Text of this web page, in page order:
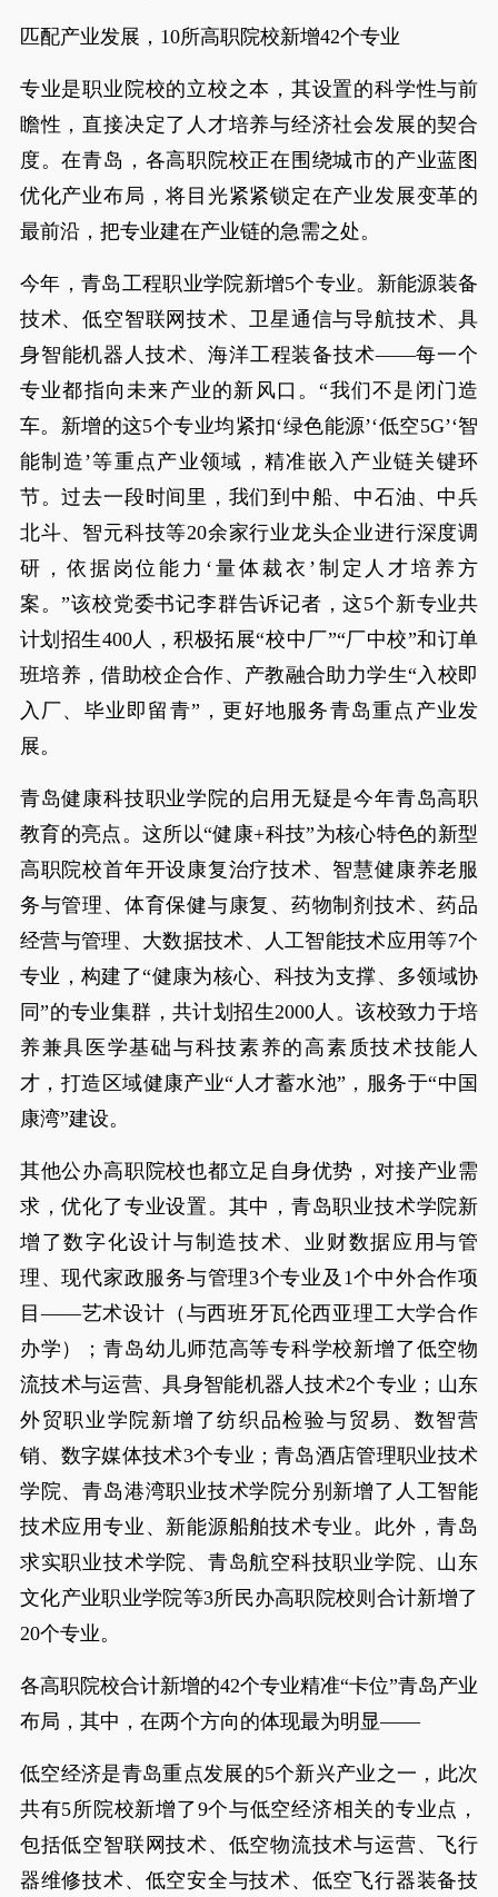
匹配产业发展，10所高职院校新增42个专业
专业是职业院校的立校之本，其设置的科学性与前
瞻性，直接决定了人才培养与经济社会发展的契合
度。在青岛，各高职院校正在围绕城市的产业蓝图
优化产业布局，将目光紧紧锁定在产业发展变革的
最前沿，把专业建在产业链的急需之处。
今年，青岛工程职业学院新增5个专业。新能源装备
技术、低空智联网技术、卫星通信与导航技术、具
身智能机器人技术、海洋工程装备技术——每一个
专业都指向未来产业的新风口。“我们不是闭门造
车。新增的这5个专业均紧扣‘绿色能源’‘低空5G’‘智
能制造’等重点产业领域，精准嵌入产业链关键环
节。过去一段时间里，我们到中船、中石油、中兵
北斗、智元科技等20余家行业龙头企业进行深度调
研，依据岗位能力‘量体裁衣’制定人才培养方
案。”该校党委书记李群告诉记者，这5个新专业共
计划招生400人，积极拓展“校中厂”“厂中校”和订单
班培养，借助校企合作、产教融合助力学生“入校即
入厂、毕业即留青”，更好地服务青岛重点产业发
展。
青岛健康科技职业学院的启用无疑是今年青岛高职
教育的亮点。这所以“健康+科技”为核心特色的新型
高职院校首年开设康复治疗技术、智慧健康养老服
务与管理、体育保健与康复、药物制剂技术、药品
经营与管理、大数据技术、人工智能技术应用等7个
专业，构建了“健康为核心、科技为支撑、多领域协
同”的专业集群，共计划招生2000人。该校致力于培
养兼具医学基础与科技素养的高素质技术技能人
才，打造区域健康产业“人才蓄水池”，服务于“中国
康湾”建设。
其他公办高职院校也都立足自身优势，对接产业需
求，优化了专业设置。其中，青岛职业技术学院新
增了数字化设计与制造技术、业财数据应用与管
理、现代家政服务与管理3个专业及1个中外合作项
目——艺术设计（与西班牙瓦伦西亚理工大学合作
办学）；青岛幼儿师范高等专科学校新增了低空物
流技术与运营、具身智能机器人技术2个专业；山东
外贸职业学院新增了纺织品检验与贸易、数智营
销、数字媒体技术3个专业；青岛酒店管理职业技术
学院、青岛港湾职业技术学院分别新增了人工智能
技术应用专业、新能源船舶技术专业。此外，青岛
求实职业技术学院、青岛航空科技职业学院、山东
文化产业职业学院等3所民办高职院校则合计新增了
20个专业。
各高职院校合计新增的42个专业精准“卡位”青岛产业
布局，其中，在两个方向的体现最为明显——
低空经济是青岛重点发展的5个新兴产业之一，此次
共有5所院校新增了9个与低空经济相关的专业点，
包括低空智联网技术、低空物流技术与运营、飞行
器维修技术、低空安全与技术、低空飞行器装备技